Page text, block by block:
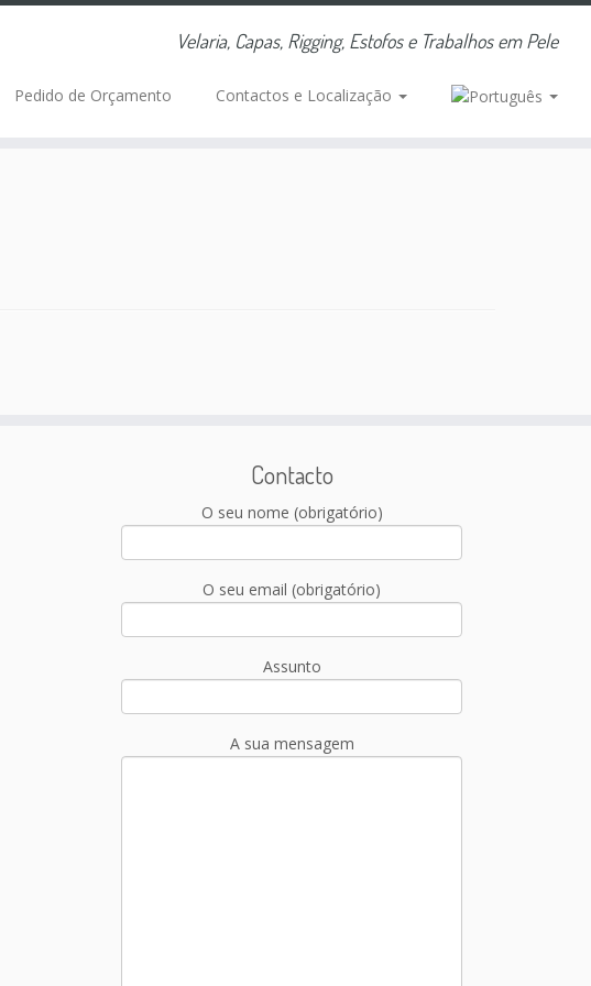
Velaria, Capas, Rigging, Estofos e Trabalhos em Pele
Pedido de Orçamento Contactos e Localização
Contacto
O seu nome (obrigatório)
O seu email (obrigatório)
Assunto
A sua mensagem